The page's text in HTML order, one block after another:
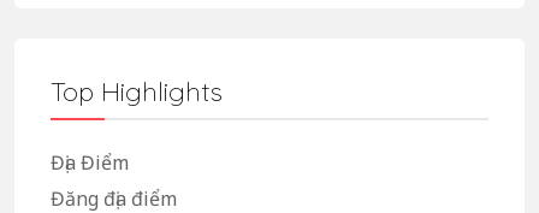
Top Highlights
Địa Điểm
Đăng địa điểm